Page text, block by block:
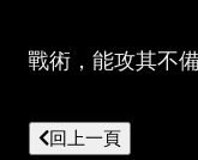
能攻其不備，
回上一頁